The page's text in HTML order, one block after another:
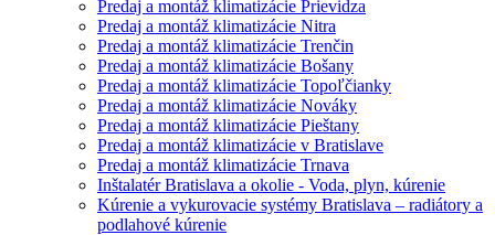
Predaj a montáž klimatizácie Prievidza
Predaj a montáž klimatizácie Nitra
Predaj a montáž klimatizácie Trenčin
Predaj a montáž klimatizácie Bošany
Predaj a montáž klimatizácie Topoľčianky
Predaj a montáž klimatizácie Nováky
Predaj a montáž klimatizácie Pieštany
Predaj a montáž klimatizácie v Bratislave
Predaj a montáž klimatizácie Trnava
Inštalatér Bratislava a okolie - Voda, plyn, kúrenie
Kúrenie a vykurovacie systémy Bratislava – radiátory a
podlahové kúrenie